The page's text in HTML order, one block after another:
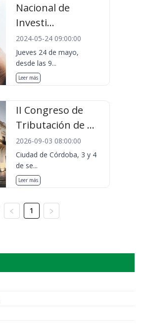
Nacional de
Investi...
2024-05-24 09:00:00
Jueves 24 de mayo,
desde las 9...
Leer más
II Congreso de
Tributación de ...
2026-09-03 08:00:00
Ciudad de Córdoba, 3 y 4
de se...
Leer más
1